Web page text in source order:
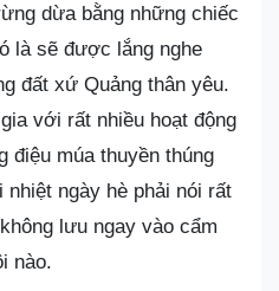
dừa bằng những chiếc
là sẽ được lắng nghe
đất xứ Quảng thân yêu.
với rất nhiều hoạt động
điệu múa thuyền thúng
ngày hè phải nói rất
lưu ngay vào cẩm
nào.